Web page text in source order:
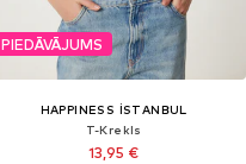
PIEDĀVĀJUMS
HAPPINESS İSTANBUL
T-Krekls
13,95 €